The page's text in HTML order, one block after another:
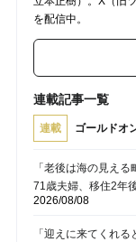
を配信中。
連載記事一覧
連載 ゴールドオ
「老後は海の見え
71歳夫婦、移住2年
2026/08/08
「迎えに来てくれ